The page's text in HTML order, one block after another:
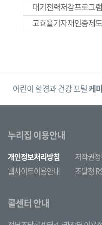
대기전력저감프로그램
고효율기자재인증제도
어린이 환경과 건강 포털케
누리집 이용안내
개인정보처리방침 저작권
웹사이트이용안내
조달청
콜센터 안내